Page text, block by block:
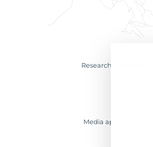
Research & Analyses
Media appearances